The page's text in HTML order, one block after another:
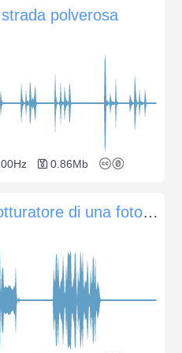
polverosa
0.86Mb
Qualche scatto dell'otturatore di una fotocamera reflex digitale Nikon